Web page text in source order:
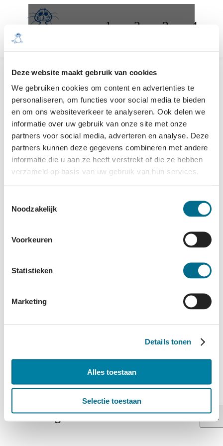
Deze website maakt gebruik van cookies
We gebruiken cookies om content en advertenties te
personaliseren, om functies voor social media te bieden
en om ons websiteverkeer te analyseren. Ook delen we
informatie over uw gebruik van onze site met onze
partners voor social media, adverteren en analyse. Deze
partners kunnen deze gegevens combineren met andere
informatie die u aan ze heeft verstrekt of die ze hebben
verzameld op basis van uw gebruik van hun services.
Noodzakelijk
Voorkeuren
Statistieken
Marketing
Details tonen
Alles toestaan
Selectie toestaan
We zijn even aan het laden...
Boekingsoverzicht Open